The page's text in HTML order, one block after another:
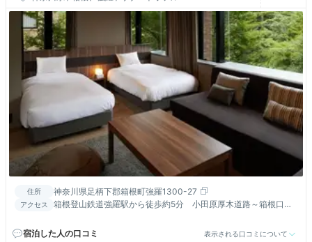
住所 神奈川県足柄下郡箱根町強羅1300-27
アクセス
箱根登山鉄道強羅駅から徒歩約5分 小田原厚木道路～箱根口よ
宿泊した人の口コミ
表示される口コミについて